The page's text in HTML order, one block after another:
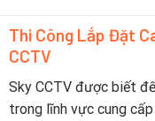
Thi Công Lắp Đặt
CCTV
Sky CCTV được biết
trong lĩnh vực cung